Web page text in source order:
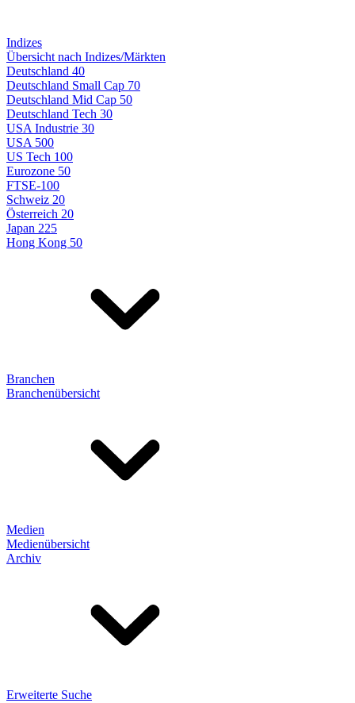
Indizes
Übersicht nach Indizes/Märkten
Deutschland 40
Deutschland Small Cap 70
Deutschland Mid Cap 50
Deutschland Tech 30
USA Industrie 30
USA 500
US Tech 100
Eurozone 50
FTSE-100
Schweiz 20
Österreich 20
Japan 225
Hong Kong 50
Branchen
Branchenübersicht
Medien
Medienübersicht
Archiv
Erweiterte Suche